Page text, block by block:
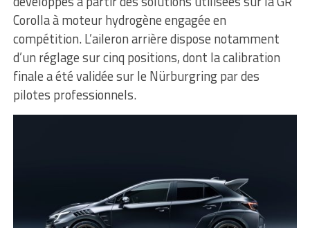
Corolla à moteur hydrogène engagée en
compétition. L’aileron arrière dispose notamment
d’un réglage sur cinq positions, dont la calibration
finale a été validée sur le Nürburgring par des
pilotes professionnels.